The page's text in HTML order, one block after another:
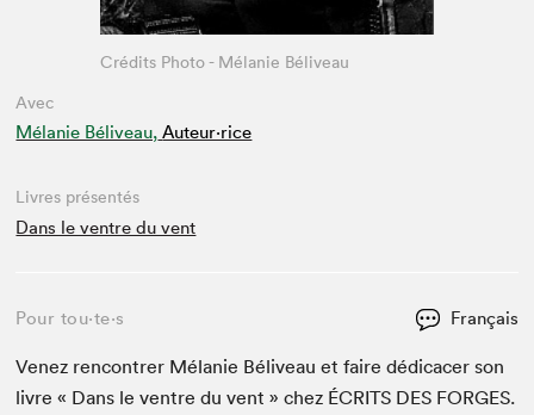
Avec
Mélanie Béliveau, Auteur·rice
Crédits Photo - Mélanie Béliveau
Livres présentés
Dans le ventre du vent
Pour tou⋅te⋅s Français
Venez ren­con­tr­er Mélanie Béliveau et faire dédi­cac­er son
livre « Dans le ven­tre du vent » chez ÉCRITS DES FORGES.